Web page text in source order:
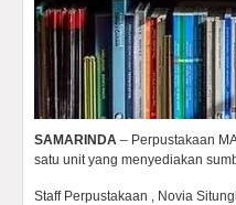
SAMARINDA – Perpustakaan
satu unit yang menyediakan
Staff Perpustakaan , Novia